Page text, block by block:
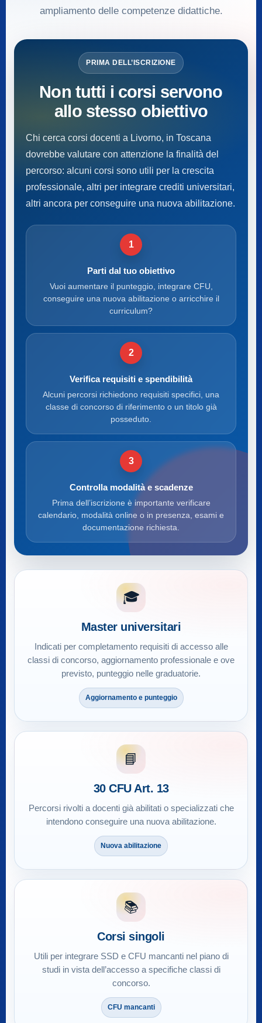
ampliamento delle competenze didattiche.
PRIMA DELL’ISCRIZIONE
Non tutti i corsi servono
allo stesso obiettivo
Chi cerca corsi docenti a Livorno, in Toscana
dovrebbe valutare con attenzione la finalità del
percorso: alcuni corsi sono utili per la crescita
professionale, altri per integrare crediti universitari,
altri ancora per conseguire una nuova abilitazione.
1
Parti dal tuo obiettivo
Vuoi aumentare il punteggio, integrare CFU,
conseguire una nuova abilitazione o arricchire il
curriculum?
2
Verifica requisiti e spendibilità
Alcuni percorsi richiedono requisiti specifici, una
classe di concorso di riferimento o un titolo già
posseduto.
3
Controlla modalità e scadenze
Prima dell’iscrizione è importante verificare
calendario, modalità online o in presenza, esami e
documentazione richiesta.
🎓
Master universitari
Indicati per completamento requisiti di accesso alle
classi di concorso, aggiornamento professionale e ove
previsto, punteggio nelle graduatorie.
Aggiornamento e punteggio
📘
30 CFU Art. 13
Percorsi rivolti a docenti già abilitati o specializzati che
intendono conseguire una nuova abilitazione.
Nuova abilitazione
📚
Corsi singoli
Utili per integrare SSD e CFU mancanti nel piano di
studi in vista dell’accesso a specifiche classi di
concorso.
CFU mancanti